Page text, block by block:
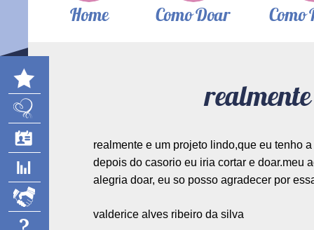
Home Como Doar Como
realmente e um projeto lindo,que eu tenho
depois do casorio eu iria cortar e doar.meu
alegria doar, eu so posso agradecer por
valderice alves ribeiro da silva